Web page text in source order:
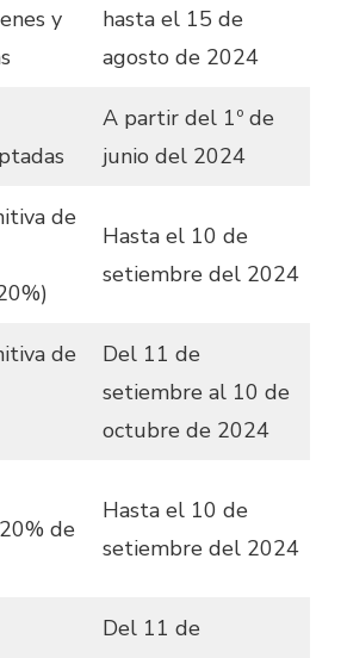
y
hasta el 15 de
agosto de 2024
A partir del 1º de
junio del 2024
de
Hasta el 10 de
setiembre del 2024
de
Del 11 de
setiembre al 10 de
octubre de 2024
de
Hasta el 10 de
setiembre del 2024
Del 11 de